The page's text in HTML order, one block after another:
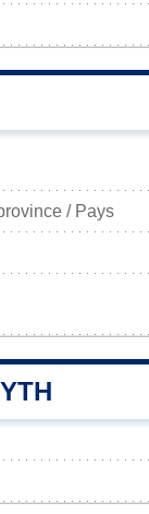
/ Pays